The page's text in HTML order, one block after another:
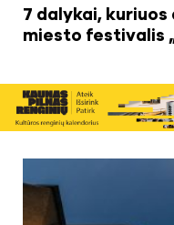
7 dalykai,
miesto festivalis